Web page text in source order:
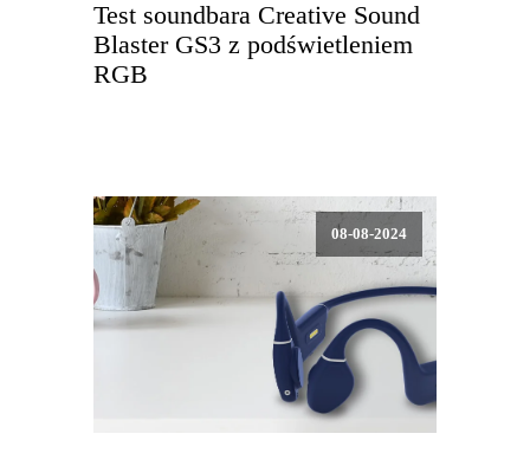
Test soundbara Creative Sound
Blaster GS3 z podświetleniem
RGB
08-08-2024